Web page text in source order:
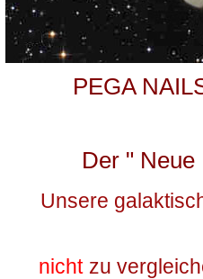
PEGA
Der " Neue
Unsere
nicht zu